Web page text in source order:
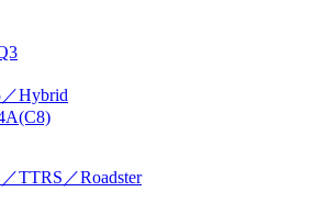
Hybrid
TTRS／Roadster